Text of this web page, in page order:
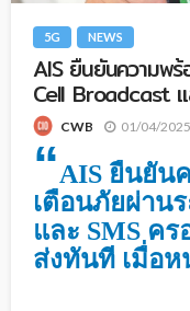
5G NEWS
AIS ยืนยันความพร้
Cell Broadcast แ
CWB 01/04/2025
“AIS ยืนยัน
เตือนภัยผ่าน
และ SMS ค
ส่งทันที เมื่อห